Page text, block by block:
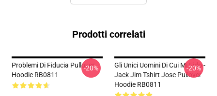
Prodotti correlati
Problemi Di Fiducia Pullover
Hoodie RB0811
-20%
Gli Unici Uomini Di Cui Mi Fido -
Jack Jim Tshirt Jose Pullover
Hoodie RB0811
-20%